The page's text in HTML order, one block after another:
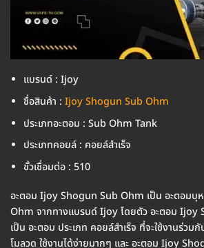
แบรนด์ : Ijoy
ชื่อสินค้า : Ijoy Shogun Sub Ohm
ประเภทอะตอม : Sub Ohm Tank
ประเภทคอยล์ : คอยล์สำเร็จ
ขั้วเชื่อมต่อ : 510
อะตอม Ijoy Shogun Sub Ohm เป็น อะตอมบุห
Ohm จากทางแบรนด์ Ijoy โดยตัว อะตอม Ijoy
เป็น อะตอม ประเภท คอยล์สำเร็จ ที่จะใช้งานร่วม
โมลวด ใช้งานได้ง่ายมากๆ และ อะตอม Ijoy